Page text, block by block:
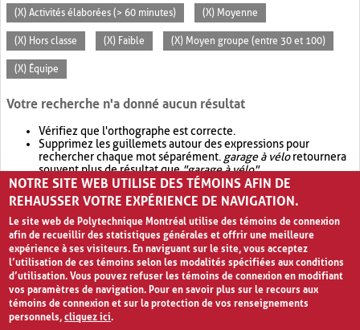
(X) Activités élaborées (> 60 minutes) (X) Moyenne
(X) Hors classe (X) Faible (X) Moyen groupe (entre 30 et 100)
(X) Équipe
Votre recherche n'a donné aucun résultat
Vérifiez que l'orthographe est correcte.
Supprimez les guillemets autour des expressions pour
rechercher chaque mot séparément. garage à véloretournera
souvent plus de résultat que"garage à vélo".
Envisagez d'élargir votre recherche avec OR.garage OR vélo
retournera souvent plus de résultat quegarage à vélo
NOTRE SITE WEB UTILISE DES TÉMOINS AFIN DE
REHAUSSER VOTRE EXPÉRIENCE DE NAVIGATION.
Le site web de Polytechnique Montréal utilise des témoins de connexion
afin de recueillir des statistiques générales et offrir une meilleure
expérience à ses visiteurs. En naviguant sur le site, vous acceptez
l’utilisation de ces témoins selon les modalités spécifiées aux conditions
d’utilisation. Vous pouvez refuser les témoins de connexion en modifiant
vos paramètres de navigation. Pour en savoir plus sur le recours aux
témoins de connexion et sur la protection de vos renseignements
personnels,cliquez ici.